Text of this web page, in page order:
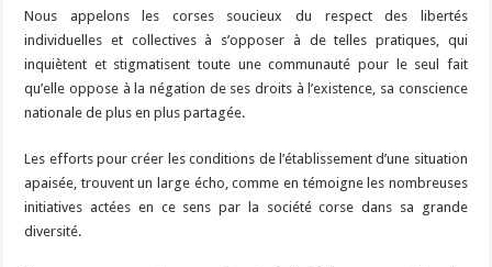
Nous appelons les corses soucieux du respect des libertés
individuelles et collectives à s’opposer à de telles pratiques, qui
inquiètent et stigmatisent toute une communauté pour le seul fait
qu’elle oppose à la négation de ses droits à l’existence, sa conscience
nationale de plus en plus partagée.
Les efforts pour créer les conditions de l’établissement d’une situation
apaisée, trouvent un large écho, comme en témoigne les nombreuses
initiatives actées en ce sens par la société corse dans sa grande
diversité.